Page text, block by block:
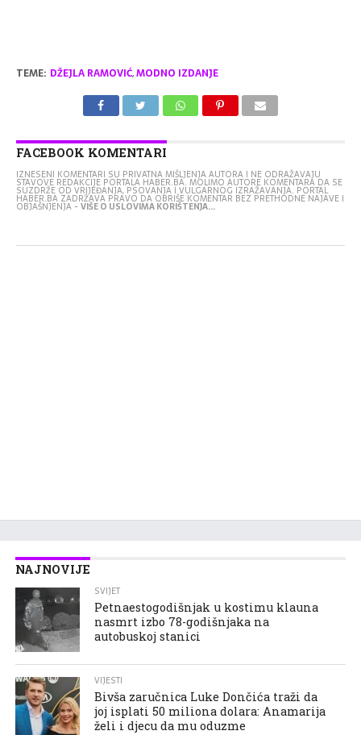
TEME: DŽEJLA RAMOVIĆ,MODNO IZDANJE
FACEBOOK KOMENTARI
IZNESENI KOMENTARI SU PRIVATNA MIŠLJENJA AUTORA I NE ODRAŽAVAJU
STAVOVE REDAKCIJE PORTALA HABER.BA. MOLIMO AUTORE KOMENTARA DA SE
SUZDRŽE OD VRIJEĐANJA, PSOVANJA I VULGARNOG IZRAŽAVANJA. PORTAL
HABER.BA ZADRŽAVA PRAVO DA OBRIŠE KOMENTAR BEZ PRETHODNE NAJAVE I
OBJAŠNJENJA -VIŠE O USLOVIMA KORIŠTENJA...
NAJNOVIJE
SVIJET
Petnaestogodišnjak u kostimu klauna
nasmrt izbo 78-godišnjaka na
autobuskoj stanici
VIJESTI
Bivša zaručnica Luke Dončića traži da
joj isplati 50 miliona dolara: Anamarija
želi i djecu da mu oduzme